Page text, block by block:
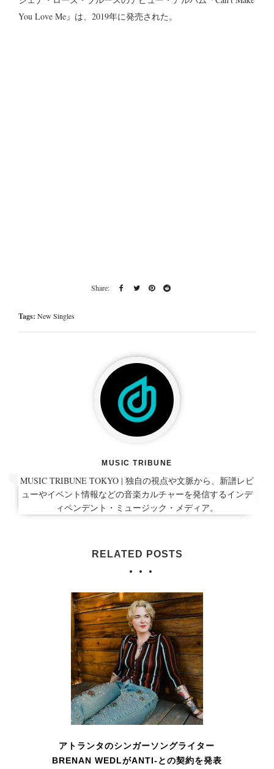
You Love Me』は、2019年に発売された。
Tags: New Singles
MUSIC TRIBUNE
MUSIC TRIBUNE TOKYO | 独自の視点や文脈から、新譜レビ
ューやイベント情報などの音楽カルチャーを発信するインデ
ィペンデント・ミュージック・メディア。
RELATED POSTS
アトランタのシンガーソングライター
BRENAN WEDLがANTI-との契約を発表